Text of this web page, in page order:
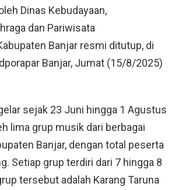
Dinas Kebudayaan,
dan Pariwisata
Banjar resmi ditutup, di
Banjar, Jumat (15/8/2025)
sejak 23 Juni hingga 1 Agustus
lima grup musik dari berbagai
Banjar, dengan total peserta
Setiap grup terdiri dari 7 hingga 8
tersebut adalah Karang Taruna